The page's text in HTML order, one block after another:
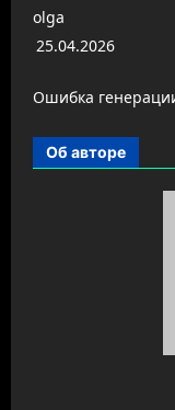
olga
25.04.2026
Ошибка
Об авторе